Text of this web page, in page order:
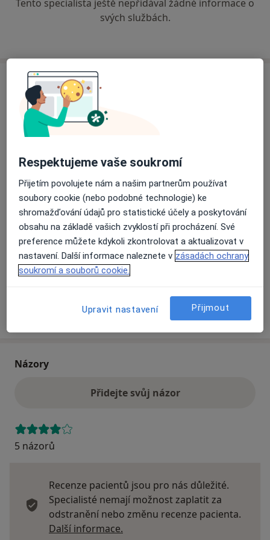
Tento specialista ještě nepřidával žádné informace o
svých službách.
Adresa
Praktický lékař pro dospělé
Gellhornova 9, Blansko
Přiblížit mapuse otevře v nové záložce
Dostupnost
Na této adrese online kalendář není aktivní
Co mám v takové situaci udělat?
Způsoby platby (soukromé návštěvy)
Na teto adrese lékař přijímá pacienty na pojišťovnu
Detaily
Víceo adrese
Názory
Přidejte svůj názor
5 názorů
Recenze pacientů jsou pro nás důležité.
Specialisté nemají možnost zaplatit za
odstranění nebo změnu recenze pacienta.
Další informace.
Respektujeme vaše soukromí
Přijetím povolujete nám a našim partnerům používat
soubory cookie (nebo podobné technologie) ke
shromažďování údajů pro statistické účely a poskytování
obsahu na základě vašich zvyklostí při procházení. Své
preference můžete kdykoli zkontrolovat a aktualizovat v
nastavení. Další informace naleznete v zásadách ochrany
soukromí a souborů cookie.
Upravit nastavení Přijmout